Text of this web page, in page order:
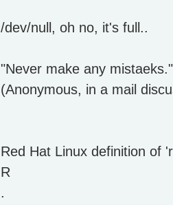
/dev/null, oh no, it's full..
"Never make any mistaeks."
(Anonymous, in a mail
Red Hat Linux definition of
R
.